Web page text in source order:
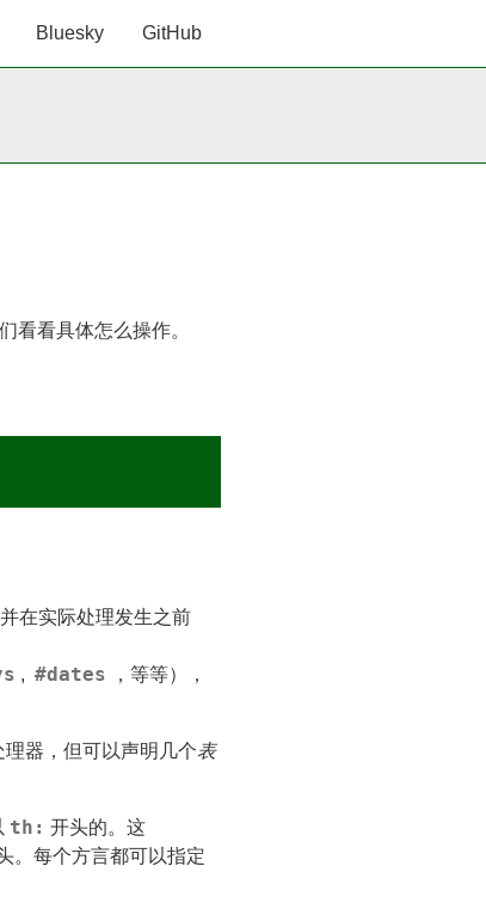
Bluesky GitHub
看看具体怎么操作。
在实际处理发生之前
, #dates
，等等），
器，但可以声明几个表
th: 开头的。这
。每个方言都可以指定